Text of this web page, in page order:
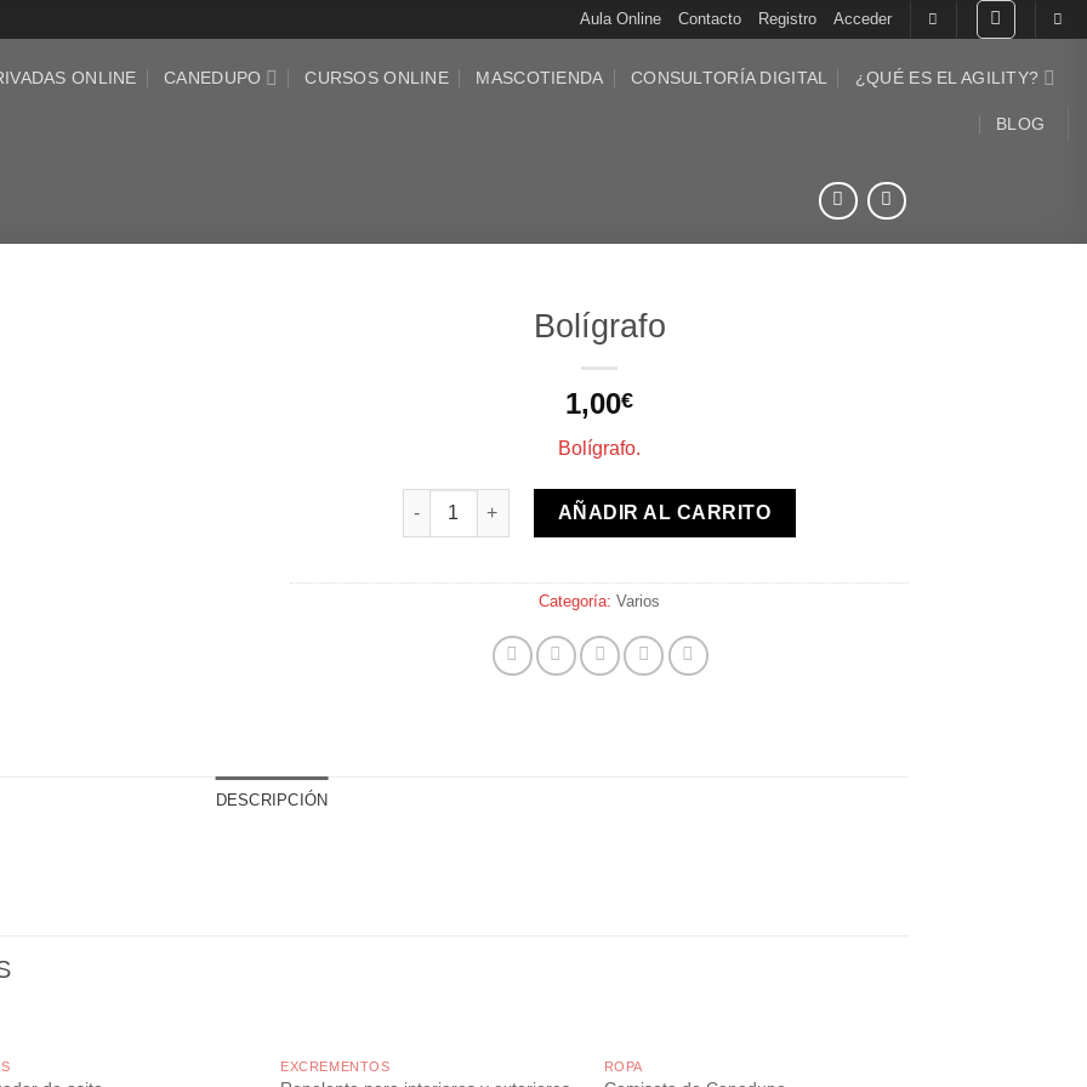
Aula Online Contacto Registro Acceder
ONLINE CANEDUPO CURSOS ONLINE MASCOTIENDA CONSULTORÍA DIGITAL ¿QUÉ ES EL AGILITY?
BLOG
Bolígrafo
1,00€
Bolígrafo.
Bolígrafo cantidad AÑADIR AL CARRITO
Categoría: Varios
DESCRIPCIÓN
EXCREMENTOS ROPA